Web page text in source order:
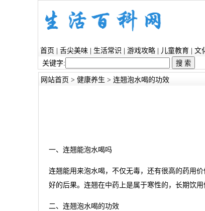
首页 舌尖美味| 生活常识 游戏攻略| 儿童教育| 文
关键字:
网站首页 > 健康养生 > 连翘泡水喝的功效
一、连翘能泡水喝吗
连翘能用来泡水喝，不仅无毒，还有很高的药用
好的后果。连翘在中药上是属于寒性的，长期饮
二、连翘泡水喝的功效